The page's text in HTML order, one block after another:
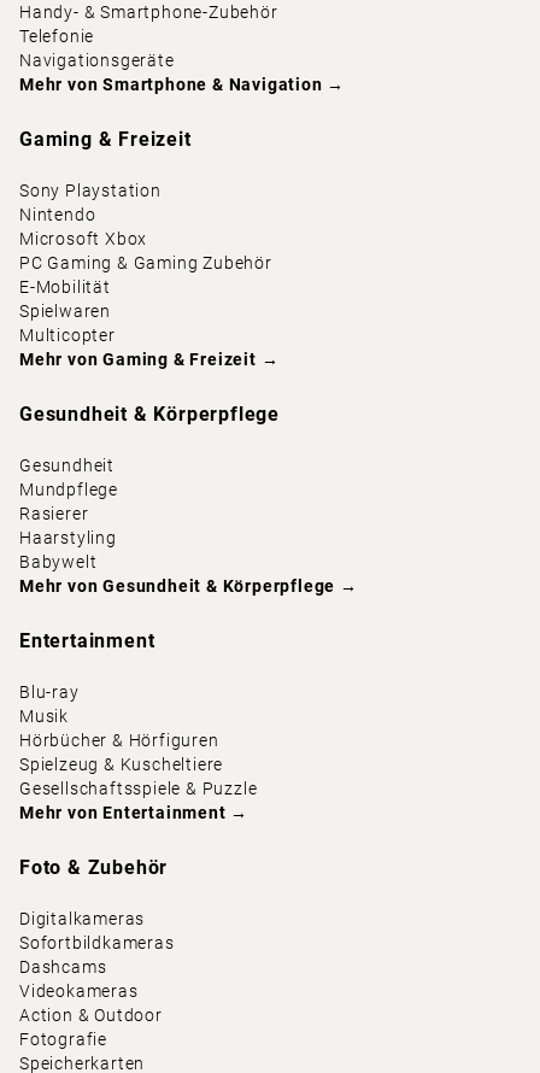
Handy- & Smartphone-Zubehör
Telefonie
Navigationsgeräte
Mehr von Smartphone & Navigation →
Gaming & Freizeit
Sony Playstation
Nintendo
Microsoft Xbox
PC Gaming & Gaming Zubehör
E-Mobilität
Spielwaren
Multicopter
Mehr von Gaming & Freizeit →
Gesundheit & Körperpflege
Gesundheit
Mundpflege
Rasierer
Haarstyling
Babywelt
Mehr von Gesundheit & Körperpflege →
Entertainment
Blu-ray
Musik
Hörbücher & Hörfiguren
Spielzeug & Kuscheltiere
Gesellschaftsspiele & Puzzle
Mehr von Entertainment →
Foto & Zubehör
Digitalkameras
Sofortbildkameras
Dashcams
Videokameras
Action & Outdoor
Fotografie
Speicherkarten